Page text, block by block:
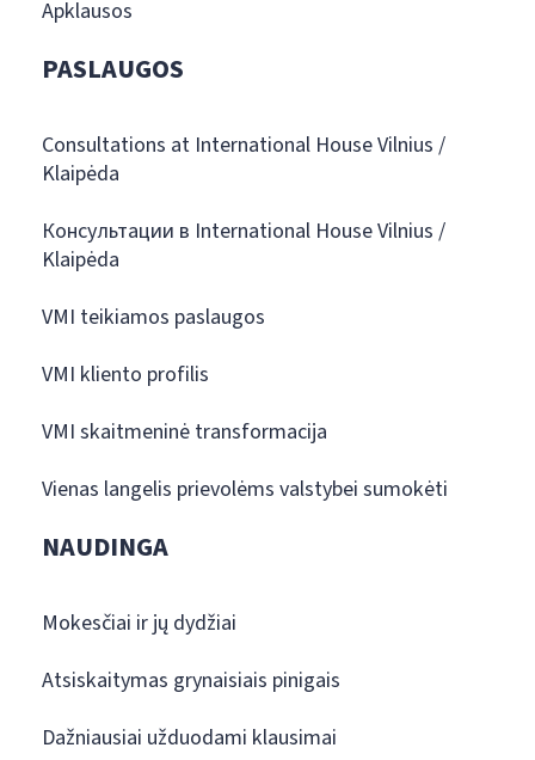
Apklausos
PASLAUGOS
Consultations at International House Vilnius /
Klaipėda
Консультации в International House Vilnius /
Klaipėda
VMI teikiamos paslaugos
VMI kliento profilis
VMI skaitmeninė transformacija
Vienas langelis prievolėms valstybei sumokėti
NAUDINGA
Mokesčiai ir jų dydžiai
Atsiskaitymas grynaisiais pinigais
Dažniausiai užduodami klausimai